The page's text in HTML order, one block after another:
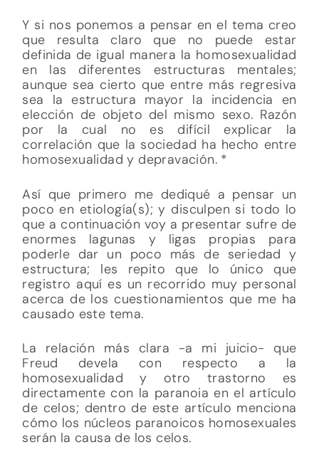
Y si nos ponemos a pensar en el tema creo
que resulta claro que no puede estar
definida de igual manera la homosexualidad
en las diferentes estructuras mentales;
aunque sea cierto que entre más regresiva
sea la estructura mayor la incidencia en
elección de objeto del mismo sexo. Razón
por la cual no es difícil explicar la
correlación que la sociedad ha hecho entre
homosexualidad y depravación. *
Así que primero me dediqué a pensar un
poco en etiología(s); y disculpen si todo lo
que a continuación voy a presentar sufre de
enormes lagunas y ligas propias para
poderle dar un poco más de seriedad y
estructura; les repito que lo único que
registro aquí es un recorrido muy personal
acerca de los cuestionamientos que me ha
causado este tema.
La relación más clara -a mi juicio- que
Freud devela con respecto a la
homosexualidad y otro trastorno es
directamente con la paranoia en el artículo
de celos; dentro de este artículo menciona
cómo los núcleos paranoicos homosexuales
serán la causa de los celos.